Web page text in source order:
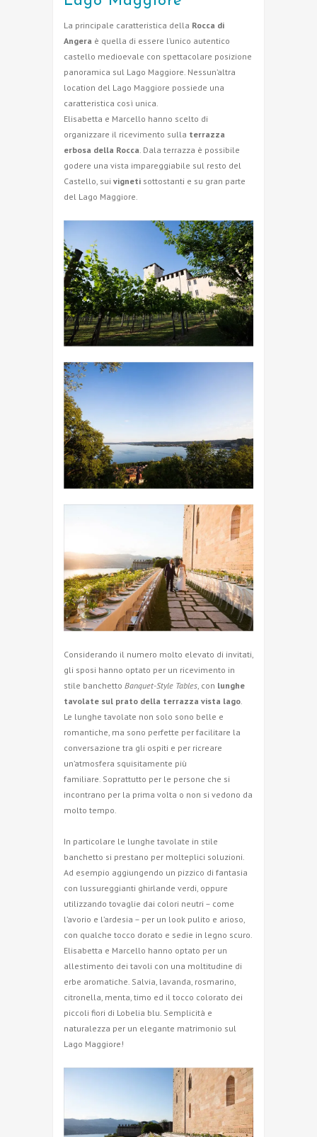
La principale caratteristica della Rocca di
Angera è quella di essere l’unico autentico
castello medioevale con spettacolare posizione
panoramica sul Lago Maggiore. Nessun’altra
location del Lago Maggiore possiede una
caratteristica così unica.
Elisabetta e Marcello hanno scelto di
organizzare il ricevimento sulla terrazza
erbosa della Rocca . Dala terrazza è possibile
godere una vista impareggiabile sul resto del
Castello, sui vigneti sottostanti e su gran parte
del Lago Maggiore.
Considerando il numero molto elevato di invitati,
gli sposi hanno optato per un ricevimento in
stile banchetto Banquet-Style Tables , con lunghe
tavolate sul prato della terrazza vista lago
Le lunghe tavolate non solo sono belle e
romantiche, ma sono perfette per facilitare la
conversazione tra gli ospiti e per ricreare
un’atmosfera squisitamente più
familiare. Soprattutto per le persone che si
incontrano per la prima volta o non si vedono da
molto tempo.
In particolare le lunghe tavolate in stile
banchetto si prestano per molteplici soluzioni.
Ad esempio aggiungendo un pizzico di fantasia
con lussureggianti ghirlande verdi, oppure
utilizzando tovaglie dai colori neutri – come
l’avorio e l’ardesia – per un look pulito e arioso,
con qualche tocco dorato e sedie in legno scuro.
Elisabetta e Marcello hanno optato per un
allestimento dei tavoli con una moltitudine di
erbe aromatiche. Salvia, lavanda, rosmarino,
citronella, menta, timo ed il tocco colorato dei
piccoli fiori di Lobelia blu. Semplicità e
naturalezza per un elegante matrimonio sul
Lago Maggiore!